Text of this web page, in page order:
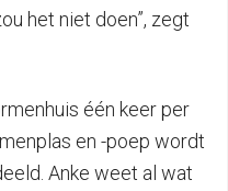
het niet doen”, zegt
één keer per
en -poep wordt
Anke weet al wat